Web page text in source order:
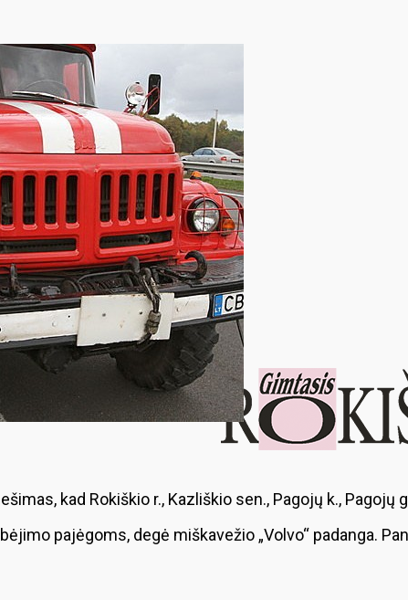
kad Rokiškio r., Kazliškio sen., Pagojų k., Pagojų
pajėgoms, degė miškavežio „Volvo“ padanga.